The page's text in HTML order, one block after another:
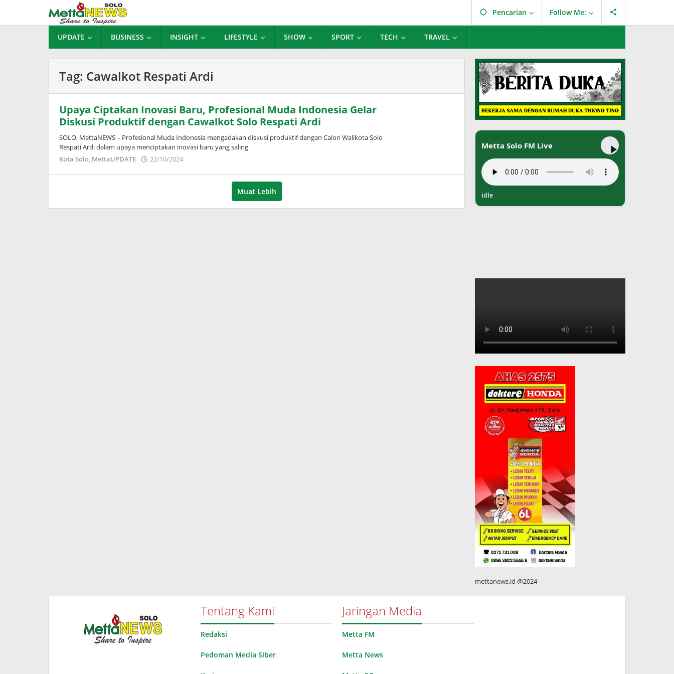
konten
Pencarian Follow Me:
UPDATE BUSINESS INSIGHT LIFESTYLE SHOW SPORT TECH TRAVEL
Tag: Cawalkot Respati Ardi
Upaya Ciptakan Inovasi Baru, Profesional Muda Indonesia Gelar
Diskusi Produktif dengan Cawalkot Solo Respati Ardi
SOLO, MettaNEWS – Profesional Muda Indonesia mengadakan diskusi produktif dengan Calon Walikota Solo
Respati Ardi dalam upaya menciptakan inovasi baru yang saling
Kota Solo, MettaUPDATE 22/10/2024
Muat Lebih
Metta Solo FM Live
idle
mettanews.id @2024
Tentang Kami
Redaksi
Pedoman Media Siber
Jaringan Media
Metta FM
Metta News